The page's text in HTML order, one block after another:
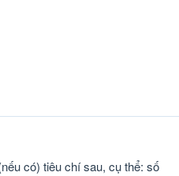
có) tiêu chí sau, cụ thể: số